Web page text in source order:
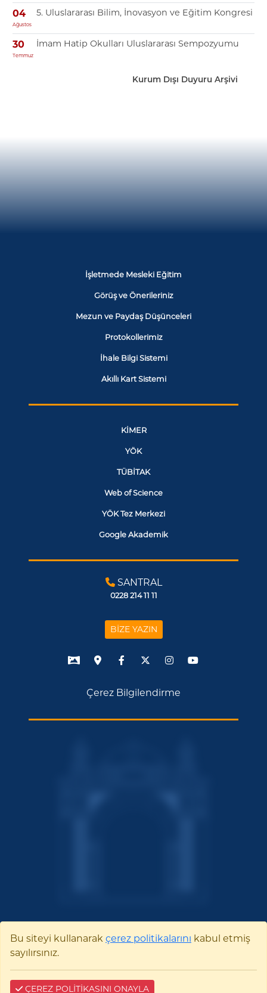
04
Ağustos
5. Uluslararası Bilim, İnovasyon ve Eğitim Kongresi
30
Temmuz
İmam Hatip Okulları Uluslararası Sempozyumu
Kurum Dışı Duyuru Arşivi
Bilecik Şeyh Edebali
İşletmede Mesleki Eğitim
Görüş ve Önerileriniz
Mezun ve Paydaş Düşünceleri
Protokollerimiz
İhale Bilgi Sistemi
Akıllı Kart Sistemi
KİMER
YÖK
TÜBİTAK
Web of Science
YÖK Tez Merkezi
Google Akademik
SANTRAL
0228 214 11 11
BİZE YAZIN
Çerez Bilgilendirme
Bu siteyi kullanarak çerez politikalarını kabul etmiş
sayılırsınız.
ÇEREZ POLİTİKASINI ONAYLA